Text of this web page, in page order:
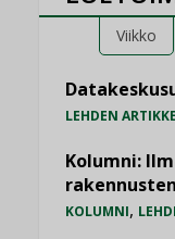
Viikko
LEHDEN
Kolumni:
KOLUMNI,